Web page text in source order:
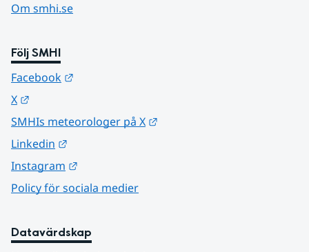
Om smhi.se
Följ SMHI
Facebook
X
SMHIs meteorologer på X
Linkedin
Instagram
Policy för sociala medier
Datavärdskap